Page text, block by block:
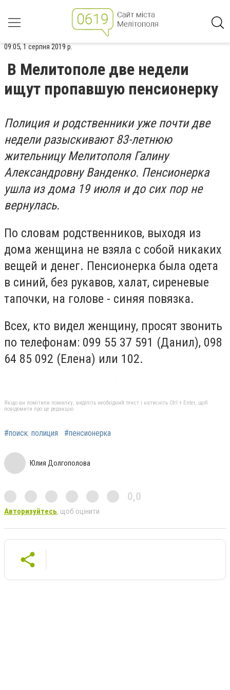
09:05, 1 серпня 2019 р.
В Мелитополе две недели
ищут пропавшую пенсионерку
Полиция и родственники уже почти две
недели разыскивают 83-летнюю
жительницу Мелитополя Галину
Александровну Ванденко. Пенсионерка
ушла из дома 19 июля и до сих пор не
вернулась.
По словам родственников, выходя из
дома женщина не взяла с собой никаких
вещей и денег. Пенсионерка была одета
в синий, без рукавов, халат, сиреневые
тапочки, на голове - синяя повязка.
Всех, кто видел женщину, просят звонить
по телефонам: 099 55 37 591 (Данил), 098
64 85 092 (Елена) или 102.
Якщо ви помітили помилку, виділіть необхідний текст і натисніть Ctrl + Enter, щоб
повідомити про це редакцію
#поиск. полиция #пенсионерка
Юлия Долгополова
0,0
Авторизуйтесь, щоб оцінити